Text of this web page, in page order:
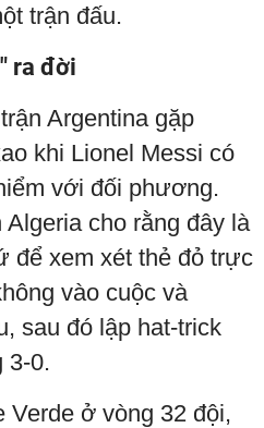
trận đấu.
ra đời
Argentina gặp
khi Lionel Messi có
với đối phương.
cho rằng đây là
để xem xét thẻ đỏ trực
vào cuộc và
sau đó lập hat-trick
3-0.
Verde ở vòng 32 đội,